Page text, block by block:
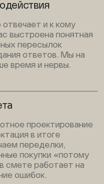
отвечает и к кому
выстроена понятная
пересылок
ответов. Мы на
время и нервы.
проектирование
в итоге
переделки,
покупки «потому
смете работает на
ошибок.